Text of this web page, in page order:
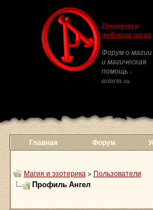
Приворот и
любовная магия
Форум о магии
и магическая
помощь -
astarta.su
Главная Форум
Магия и эзотерика > Пользователи
Профиль Ангел